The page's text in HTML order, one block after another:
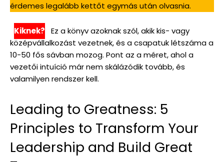
érdemes legalább kettőt egymás után olvasnia.
Kiknek?
Ez a könyv azoknak szól, akik kis- vagy
középvállalkozást vezetnek, és a csapatuk létszáma a
10-50 fős sávban mozog. Pont az a méret, ahol a
vezetői intuíció már nem skálázódik tovább, és
valamilyen rendszer kell.
Leading to Greatness: 5
Principles to Transform Your
Leadership and Build Great